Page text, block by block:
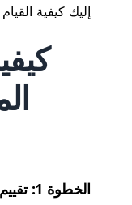
إليك كيفية
الخطوة 1: تقييم البنية التحتية الأمنية الحالية